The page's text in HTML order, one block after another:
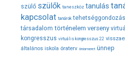
szülő szülők taneszköz tanulás
kapcsolat tanárok tehetséggondozás
társadalom történelem verseny
kongresszus virtuális kongresszus 22
általános iskola óraterv önismeret ünnep